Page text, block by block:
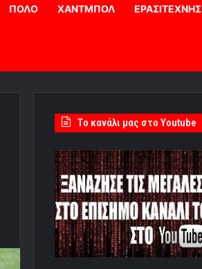
ΠΟΛΟ ΧΑΝΤΜΠΟΛ ΕΡΑΣΙΤΕΧΝΗΣ
Tο κανάλι μας στο Youtube